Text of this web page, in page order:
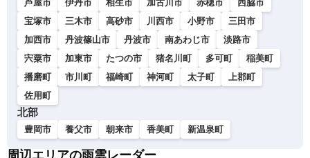
芦屋市
伊丹市 相生市 加古川市 赤穂市
西脇市
宝塚市
三木市 高砂市 川西市 小野市
三田市
加西市
丹波篠山市 丹波市 南あわじ市
淡路市
宍粟市
加東市 たつの市 猪名川町 多可町
稲美町
播磨町
市川町 福崎町 神河町 太子町
上郡町
佐用町
北部
豊岡市 養父市 朝来市 香美町 新温泉町
周辺エリアの雨雲レーダー